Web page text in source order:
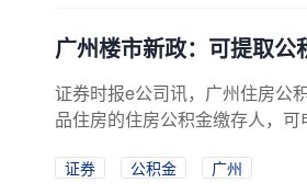
广州楼市新政：可提取公
证券时报e公司讯，广州住房公
品住房的住房公积金缴存人，
证券 公积金
广州